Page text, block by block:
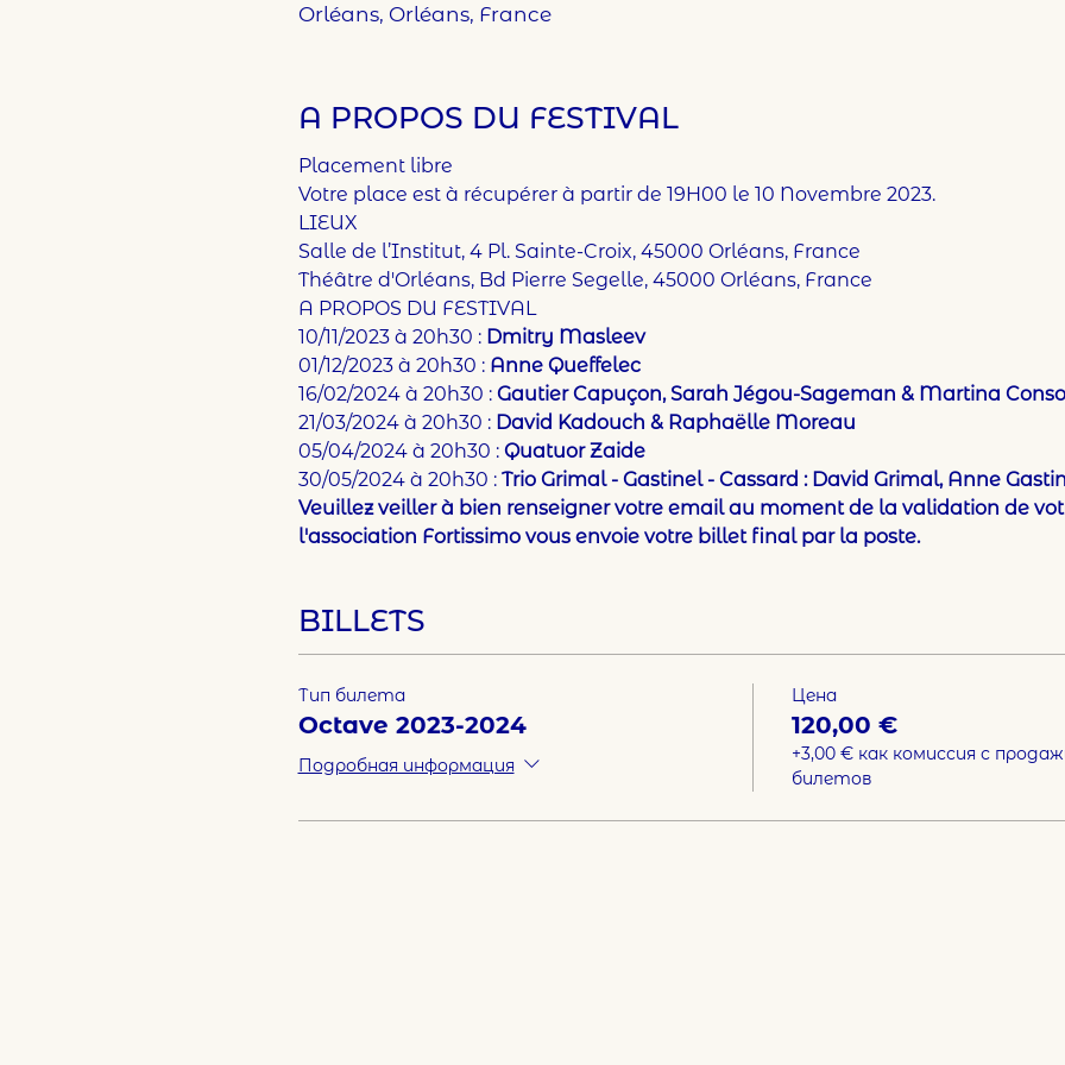
Orléans, Orléans, France
A PROPOS DU FESTIVAL
Placement libre
Votre place est à récupérer à partir de 19H00 le 10 Novembre 2023.
LIEUX
Salle de l’Institut, 4 Pl. Sainte-Croix, 45000 Orléans, France
Théâtre d'Orléans, Bd Pierre Segelle, 45000 Orléans, France
A PROPOS DU FESTIVAL
10/11/2023 à 20h30 : Dmitry Masleev
01/12/2023 à 20h30 : Anne Queffelec
16/02/2024 à 20h30 : Gautier Capuçon, Sarah Jégou-Sageman & Martina
21/03/2024 à 20h30 : David Kadouch & Raphaëlle Moreau
05/04/2024 à 20h30 : Quatuor Zaide
30/05/2024 à 20h30 : Trio Grimal - Gastinel - Cassard : David Grimal, Anne
Veuillez veiller à bien renseigner votre email au moment de la validation de
l'association Fortissimo vous envoie votre billet final par la poste.
BILLETS
Тип билета
Octave 2023-2024
Подробная информация
Цена
120,00 €
+3,00 € как комиссия с
билетов